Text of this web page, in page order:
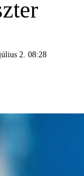
2. 08:28